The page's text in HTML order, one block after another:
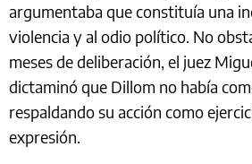
argumentaba que constituía una
violencia y al odio político. No
meses de deliberación, el juez
dictaminó que Dillom no había
respaldando su acción como
expresión.